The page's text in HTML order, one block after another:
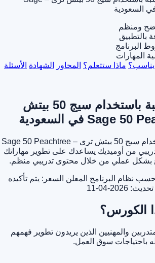
ومنظم
بالتطبيق
البرنامج
المهارات
ماذا ستتعلم؟ المحاور الشهادة الأسئلة
دبلومة المحاسبة باستخدام سيج 50 بيتش
دبلومة المحاسبة باستخدام سيج 50 بيتش ترى – Sage 50 Peachtree
من أوميديك يساعدك على تطوير مهاراتك
بشكل عملي من خلال محتوى تدريبي منظم.
حسب نظام البرنامج المعلن السعر: يتم تأكيده
2026-04-11
الكورس؟
والمهنيين الذين يريدون تطوير فهمهم
باحتياجات سوق العمل.